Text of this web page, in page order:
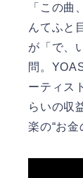
「この
んてふと
が「で、
問。
ーティス
らいの収
楽の“お金